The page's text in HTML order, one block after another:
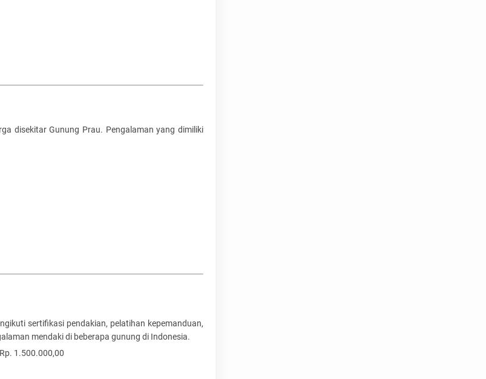
disekitar Gunung Prau. Pengalaman yang dimiliki
sertifikasi pendakian, pelatihan kepemanduan,
mendaki di beberapa gunung di Indonesia.
1.500.000,00